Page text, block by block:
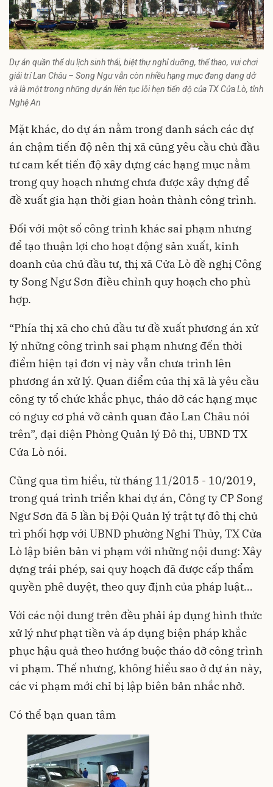
Dự án quần thể du lịch sinh thái, biệt thự nghỉ dưỡng, thể thao, vui chơi
giải trí Lan Châu – Song Ngư vẫn còn nhiều hạng mục đang dang dở
và là một trong những dự án liên tục lỗi hẹn tiến độ của TX Cửa Lò, tỉnh
Nghệ An
Mặt khác, do dự án nằm trong danh sách các dự
án chậm tiến độ nên thị xã cũng yêu cầu chủ đầu
tư cam kết tiến độ xây dựng các hạng mục nằm
trong quy hoạch nhưng chưa được xây dựng để
đề xuất gia hạn thời gian hoàn thành công trình.
Đối với một số công trình khác sai phạm nhưng
để tạo thuận lợi cho hoạt động sản xuất, kinh
doanh của chủ đầu tư, thị xã Cửa Lò đề nghị Công
ty Song Ngư Sơn điều chỉnh quy hoạch cho phù
hợp.
“Phía thị xã cho chủ đầu tư đề xuất phương án xử
lý những công trình sai phạm nhưng đến thời
điểm hiện tại đơn vị này vẫn chưa trình lên
phương án xử lý. Quan điểm của thị xã là yêu cầu
công ty tổ chức khắc phục, tháo dỡ các hạng mục
có nguy cơ phá vỡ cảnh quan đảo Lan Châu nói
trên”, đại diện Phòng Quản lý Đô thị, UBND TX
Cửa Lò nói.
Cũng qua tìm hiểu, từ tháng 11/2015 - 10/2019,
trong quá trình triển khai dự án, Công ty CP Song
Ngư Sơn đã 5 lần bị Đội Quản lý trật tự đô thị chủ
trì phối hợp với UBND phường Nghi Thủy, TX Cửa
Lò lập biên bản vi phạm với những nội dung: Xây
dựng trái phép, sai quy hoạch đã được cấp thẩm
quyền phê duyệt, theo quy định của pháp luật…
Với các nội dung trên đều phải áp dụng hình thức
xử lý như phạt tiền và áp dụng biện pháp khắc
phục hậu quả theo hướng buộc tháo dỡ công trình
vi phạm. Thế nhưng, không hiểu sao ở dự án này,
các vi phạm mới chỉ bị lập biên bản nhắc nhở.
Có thể bạn quan tâm